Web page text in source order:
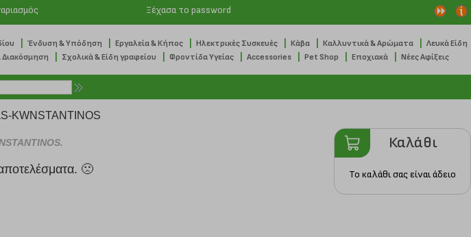
Ξέχασα το password
Ένδυση & Υπόδηση Εργαλεία & Κήπος Ηλεκτρικές Συσκευές Κάβα Καλλυντικά & Αρώματα Λευκά Είδη
Διακόσμηση Σχολικά & Είδη γραφείου Φροντίδα Υγείας Accessories Pet Shop Εποχιακά Νέες Αφίξεις
🙁
Καλάθι
Το καλάθι σας είναι άδειο